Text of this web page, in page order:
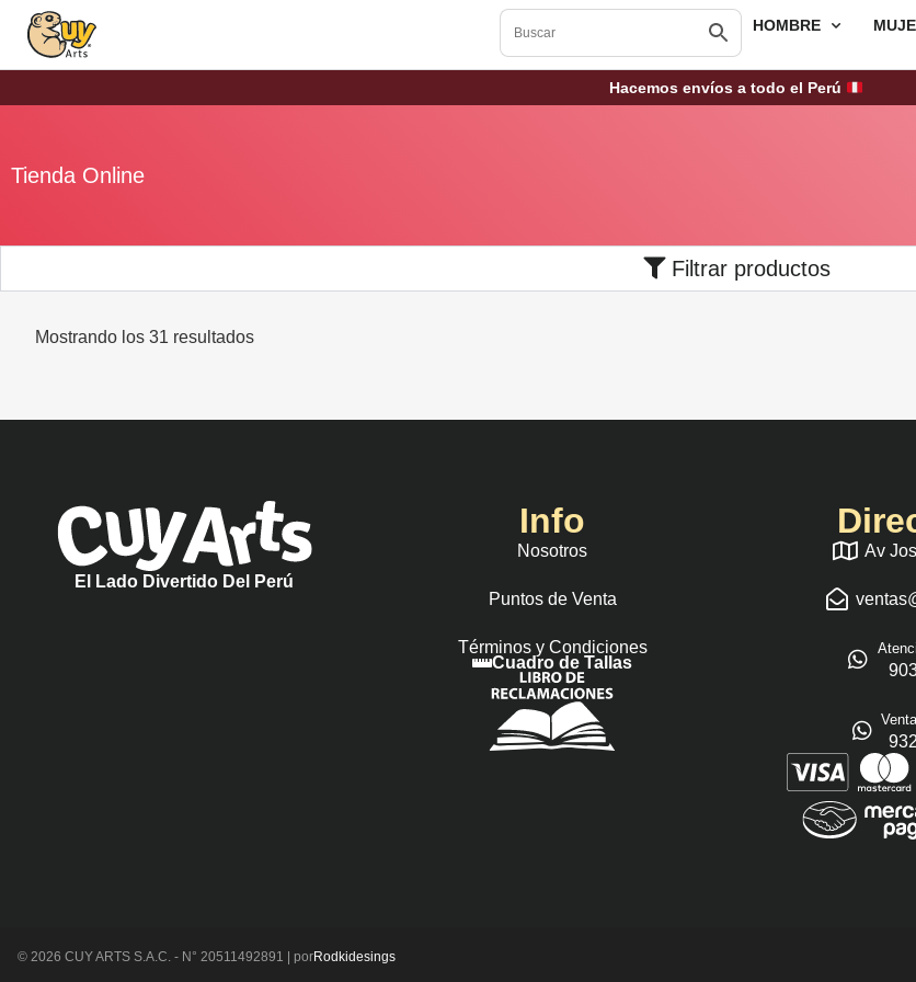
HOMBRE
Hacemos envíos a todo el Perú
Tienda Online
Filtrar productos
Mostrando los 31 resultados
El Lado Divertido Del Perú
Info
Nosotros
Puntos de Venta
Términos y Condiciones
Cuadro de Tallas
Av
© 2026 CUY ARTS S.A.C. - N° 20511492891 | porRodkidesings